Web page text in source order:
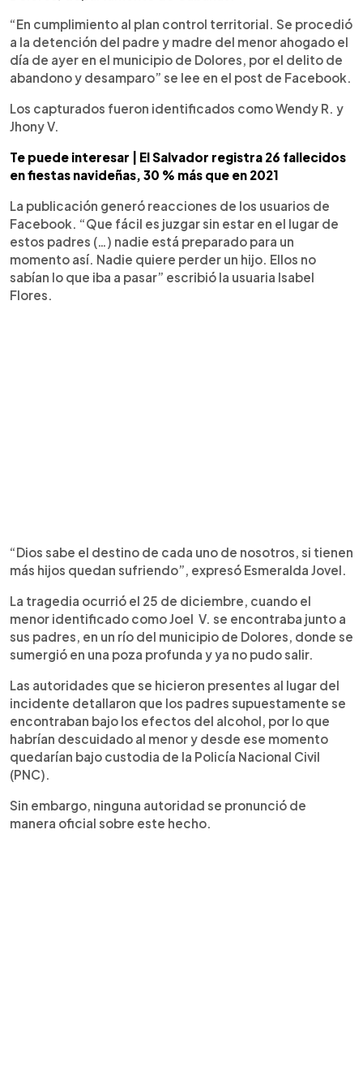
“En cumplimiento al plan control territorial. Se procedió
a la detención del padre y madre del menor ahogado el
día de ayer en el municipio de Dolores, por el delito de
abandono y desamparo” se lee en el post de Facebook.
Los capturados fueron identificados como Wendy R. y
Jhony V.
Te puede interesar | El Salvador registra 26 fallecidos
en fiestas navideñas, 30 % más que en 2021
La publicación generó reacciones de los usuarios de
Facebook. “Que fácil es juzgar sin estar en el lugar de
estos padres (…) nadie está preparado para un
momento así. Nadie quiere perder un hijo. Ellos no
sabían lo que iba a pasar” escribió la usuaria Isabel
Flores.
“Dios sabe el destino de cada uno de nosotros, si tienen
más hijos quedan sufriendo”, expresó Esmeralda Jovel.
La tragedia ocurrió el 25 de diciembre, cuando el
menor identificado como Joel V. se encontraba junto a
sus padres, en un río del municipio de Dolores, donde se
sumergió en una poza profunda y ya no pudo salir.
Las autoridades que se hicieron presentes al lugar del
incidente detallaron que los padres supuestamente se
encontraban bajo los efectos del alcohol, por lo que
habrían descuidado al menor y desde ese momento
quedarían bajo custodia de la Policía Nacional Civil
(PNC).
Sin embargo, ninguna autoridad se pronunció de
manera oficial sobre este hecho.